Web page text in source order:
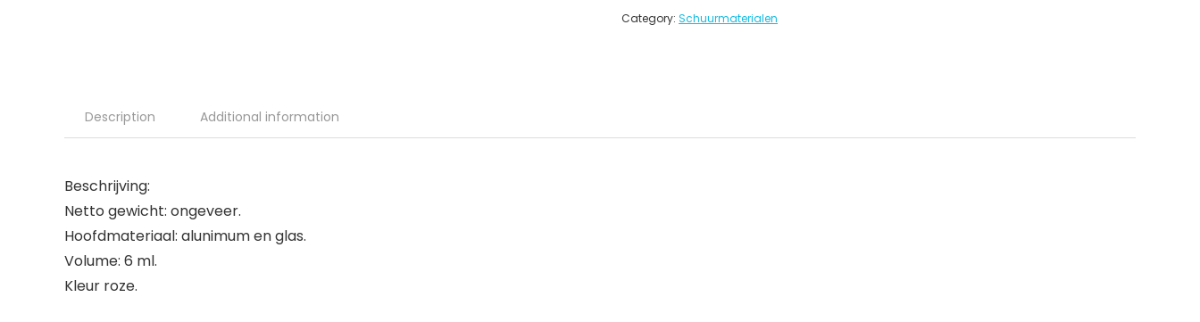
Category: Schuurmaterialen
Description Additional information
Beschrijving:
Netto gewicht: ongeveer.
Hoofdmateriaal: alunimum en glas.
Volume: 6 ml.
Kleur roze.